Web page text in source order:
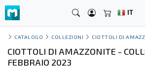
IT
CATALOGO COLLEZIONI CIOTTOLI DI
CIOTTOLI DI AMAZZONITE -
FEBBRAIO 2023